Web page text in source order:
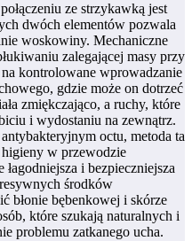
ze strzykawką jest
dwóch elementów pozwala
woskowiny. Mechaniczne
zalegającej masy przy
kontrolowane wprowadzanie
gdzie może on dotrzeć
zmiękczająco, a ruchy, które
i wydostaniu na zewnątrz.
octu, metoda ta
w przewodzie
łagodniejsza i bezpieczniejsza
środków
błonie bębenkowej i skórze
które szukają naturalnych i
problemu zatkanego ucha.